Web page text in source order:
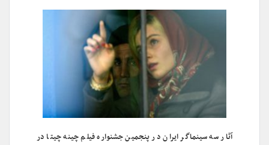
آثار سه سینماگر ایران در پنجمین جشنواره فیلم چینه چیتا در